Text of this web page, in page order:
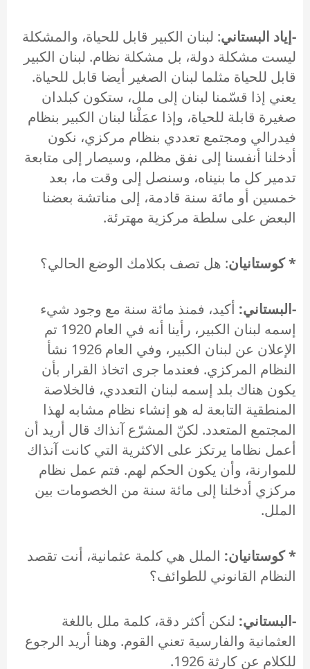
-إياد البستاني: لبنان الكبير قابل للحياة، والمشكلة
ليست مشكلة دولة، بل مشكلة نظام. لبنان الكبير
قابل للحياة مثلما لبنان الصغير أيضا قابل للحياة.
يعني إذا قسّمنا لبنان إلى ملل، ستكون كبلدان
صغيرة قابلة للحياة، وإذا عمَلْنا لبنان الكبير بنظام
فيدرالي ومجتمع تعددي بنظام مركزي، نكون
أدخلنا أنفسنا إلى نفق مظلم، وسيصار إلى متابعة
تدمير كل ما بنيناه، وسنصل إلى وقت ما، بعد
خمسين أو مائة سنة قادمة، إلى مناتشة بعضنا
البعض على سلطة مركزية مهترئة.
* كوستانيان: هل تصف بكلامك الوضع الحالي؟
-البستاني: أكيد، فمنذ مائة سنة مع وجود شيء
إسمه لبنان الكبير، رأينا أنه في العام 1920 تم
الإعلان عن لبنان الكبير، وفي العام 1926 نشأ
النظام المركزي. فعندما جرى اتخاذ القرار بأن
يكون هناك بلد إسمه لبنان التعددي، فالخلاصة
المنطقية التابعة له هو إنشاء نظام مشابه لهذا
المجتمع المتعدد. لكنّ المشرّع آنذاك قال أريد أن
أعمل نظاما يرتكز على الاكثرية التي كانت آنذاك
للموارنة، وأن يكون الحكم لهم. فتم عمل نظام
مركزي أدخلنا إلى مائة سنة من الخصومات بين
الملل.
* كوستانيان: الملل هي كلمة عثمانية، أنت تقصد
النظام القانوني للطوائف؟
-البستاني: لنكن أكثر دقة، كلمة ملل باللغة
العثمانية والفارسية تعني القوم. وهنا أريد الرجوع
للكلام عن كارثة 1926.